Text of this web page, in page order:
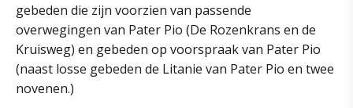
gebeden die zijn voorzien van passende
overwegingen van Pater Pio (De Rozenkrans en de
Kruisweg) en gebeden op voorspraak van Pater Pio
(naast losse gebeden de Litanie van Pater Pio en twee
novenen.)